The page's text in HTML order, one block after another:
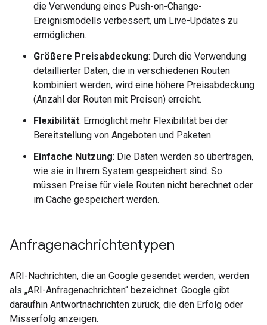
die Verwendung eines Push-on-Change-
Ereignismodells verbessert, um Live-Updates zu
ermöglichen.
Größere Preisabdeckung: Durch die Verwendung
detaillierter Daten, die in verschiedenen Routen
kombiniert werden, wird eine höhere Preisabdeckung
(Anzahl der Routen mit Preisen) erreicht.
Flexibilität: Ermöglicht mehr Flexibilität bei der
Bereitstellung von Angeboten und Paketen.
Einfache Nutzung: Die Daten werden so übertragen,
wie sie in Ihrem System gespeichert sind. So
müssen Preise für viele Routen nicht berechnet oder
im Cache gespeichert werden.
Anfragenachrichtentypen
ARI-Nachrichten, die an Google gesendet werden, werden
als „ARI-Anfragenachrichten“ bezeichnet. Google gibt
daraufhin Antwortnachrichten zurück, die den Erfolg oder
Misserfolg anzeigen.